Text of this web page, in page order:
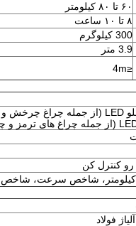
۶۰ تا ۸۰ کیلومتر
۸ تا ۱۰ ساعت
300 کيلوگرم
3.9 متر
≤4m
رو کنترل کن
شاخص سرعت، شاخص
فولاد